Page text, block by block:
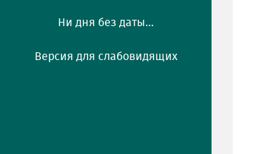
Ни дня без даты...
Версия для слабовидящих